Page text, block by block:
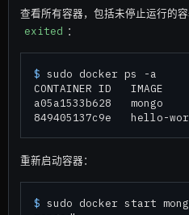
查看所有容器，包括未停止运行的
exited ：
$ sudo docker ps -a
CONTAINER ID
a05a1533b628
重新启动容器：
$ sudo docker start